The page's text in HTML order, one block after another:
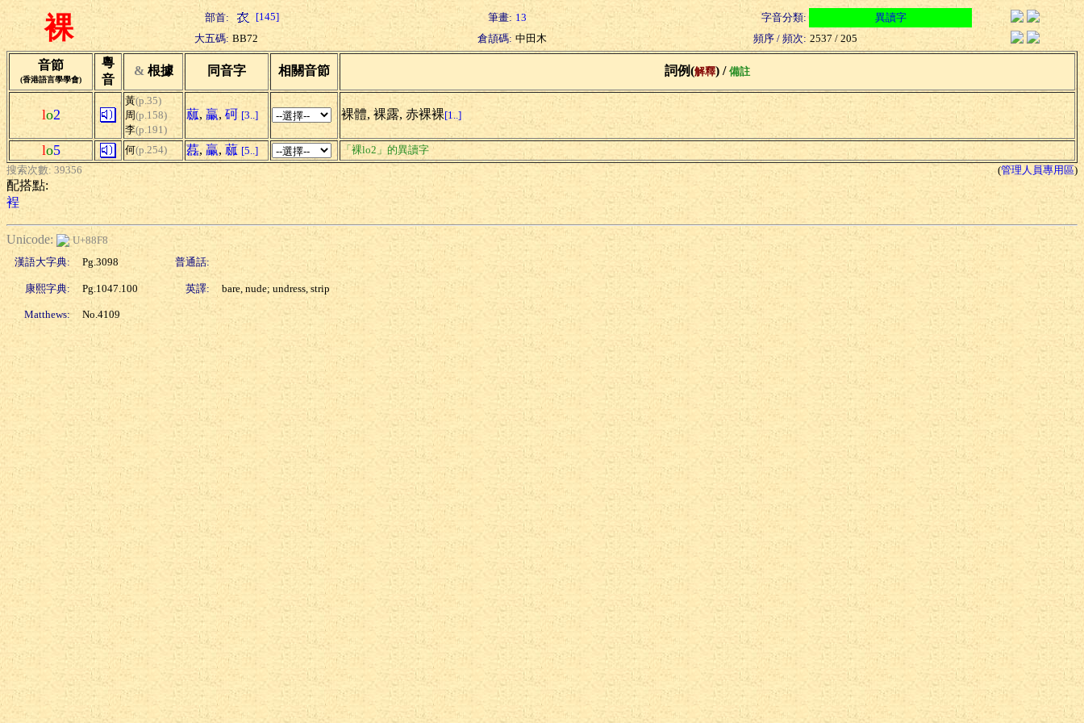
裸 部首: [145] 筆畫: 13 字音分類:
異讀字
大五碼: BB72 倉頡碼: 中田木 頻序 / 頻次: 2537 / 205
音節
(香港語言學學會)
粵
音
& 根據 同音字 相關音節 詞例(解釋) / 備註
lo2
黃(p.35)
周(p.158)
李(p.191)
蓏, 臝, 砢 [3..] 裸體, 裸露, 赤裸裸[1..]
lo5 何(p.254) 藞, 臝, 蓏 [5..]
「裸lo2」的異讀字
搜索次數: 39356
(管理人員專用區)
配搭點:
裎
Unicode:
U+88F8
漢語大字典:
Pg.3098 普通話:
康熙字典: Pg.1047.100 英譯: bare, nude; undress, strip
Matthews: No.4109